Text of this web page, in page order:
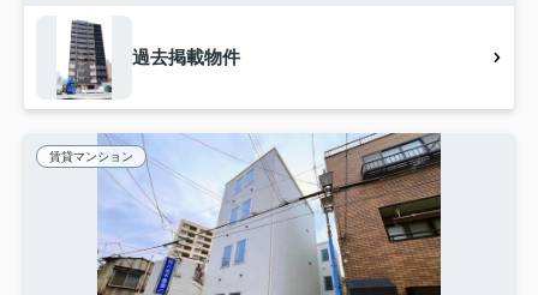
過去掲載物件
賃貸マンション